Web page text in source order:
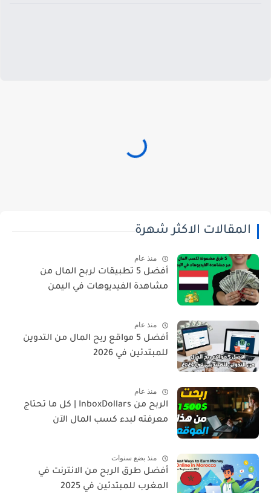
المقالات الاكثر شهرة
منذ عام
أفضل 5 تطبيقات لربح المال من
مشاهدة الفيديوهات في اليمن
منذ عام
أفضل 5 مواقع ربح المال من التدوين
للمبتدئين في 2026
منذ عام
الربح من InboxDollars | كل ما تحتاج
معرفته لبدء كسب المال الآن
منذ بضع سنوات
أفضل طرق الربح من الانترنت في
المغرب للمبتدئين في 2025